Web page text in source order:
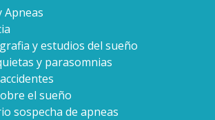
Apneas
y estudios del sueño
y parasomnias
el sueño
sospecha de apneas